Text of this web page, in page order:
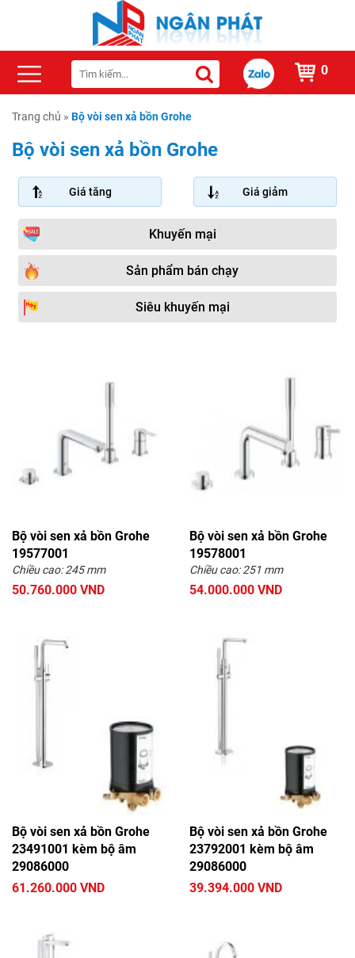
0
Trang chủ » Bộ vòi sen xả bồn Grohe
Bộ vòi sen xả bồn Grohe
Giá tăng Giá giảm
Khuyến mại
Sản phẩm bán chạy
Siêu khuyến mại
Bộ vòi sen xả bồn Grohe
19577001
Chiều cao: 245 mm
50.760.000 VND
Bộ vòi sen xả bồn Grohe
19578001
Chiều cao: 251 mm
54.000.000 VND
Bộ vòi sen xả bồn Grohe
23491001 kèm bộ âm
29086000
61.260.000 VND
Bộ vòi sen xả bồn Grohe
23792001 kèm bộ âm
29086000
39.394.000 VND